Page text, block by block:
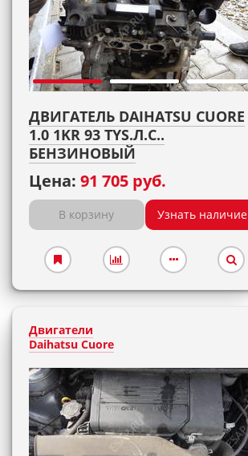
ДВИГАТЕЛЬ DAIHATSU CUORE
1.0 1KR 93 TYS.Л.С..
БЕНЗИНОВЫЙ
Цена: 91 705 руб.
В корзину Узнать наличие
Двигатели
Daihatsu Cuore